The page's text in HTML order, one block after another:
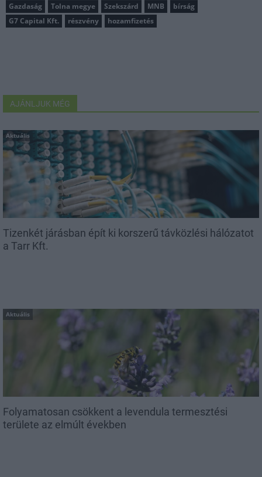
Gazdaság Tolna megye Szekszárd MNB
bírság
G7 Capital Kft.
részvény hozamfizetés
AJÁNLJUK MÉG
Aktuális
Tizenkét járásban épít ki korszerű távközlési hálózatot
a Tarr Kft.
Aktuális
Folyamatosan csökkent a levendula termesztési
területe az elmúlt években